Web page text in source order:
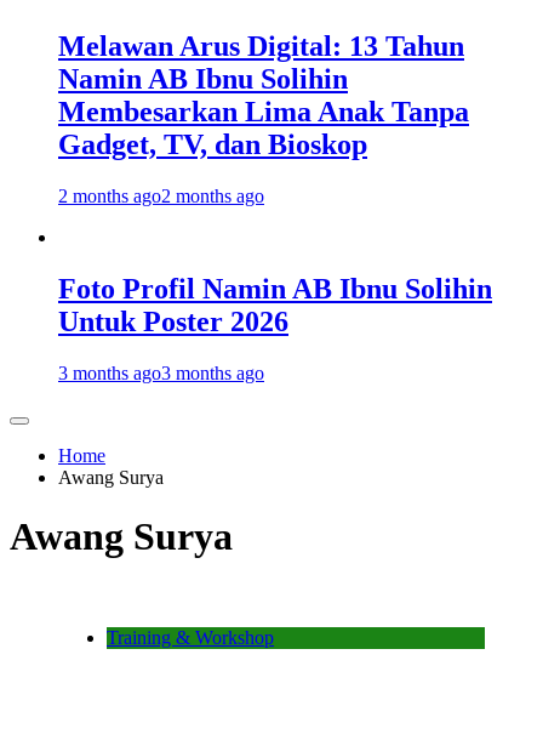
Melawan Arus Digital: 13 Tahun
Namin AB Ibnu Solihin
Membesarkan Lima Anak Tanpa
Gadget, TV, dan Bioskop
2 months ago2 months ago
Foto Profil Namin AB Ibnu Solihin
Untuk Poster 2026
3 months ago3 months ago
Home
Awang Surya
Awang Surya
Training & Workshop